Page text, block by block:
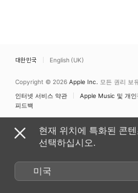
대한민국 English (UK)
Copyright © 2026 Apple Inc. 모든 권리 보
인터넷 서비스 약관
Apple Music 및 개인
피드백
현재 위치에 특화된 콘
선택하십시오.
미국